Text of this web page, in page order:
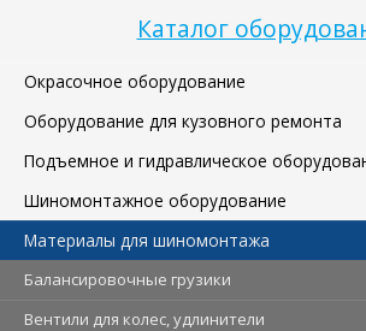
Каталог
Окрасочное оборудование
Оборудование для кузовного ремонта
Подъемное и гидравлическое
Шиномонтажное оборудование
Материалы для шиномонтажа
Балансировочные грузики
Вентили для колес, удлинители